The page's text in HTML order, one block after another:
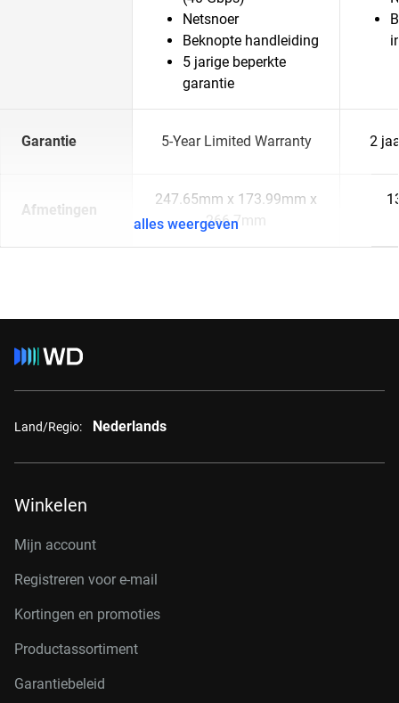
Netsnoer
Beknopte handleiding
5 jarige beperkte
garantie
Garantie 5-Year Limited Warranty 2
Afmetingen
247.65mm x 173.99mm x
266.7mm
alles weergeven
Land/Regio: Nederlands
Winkelen
Mijn account
Registreren voor e-mail
Kortingen en promoties
Productassortiment
Garantiebeleid